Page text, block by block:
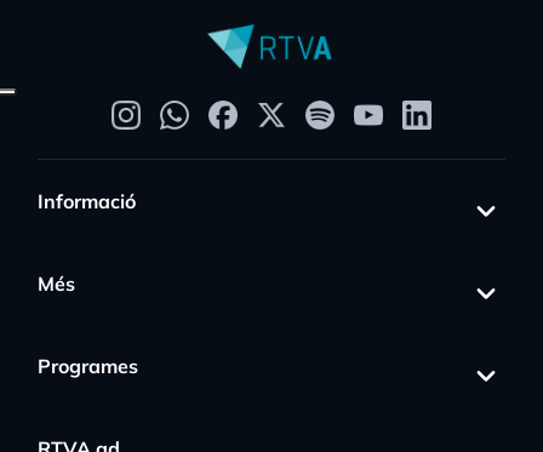
Informació
Més
Programes